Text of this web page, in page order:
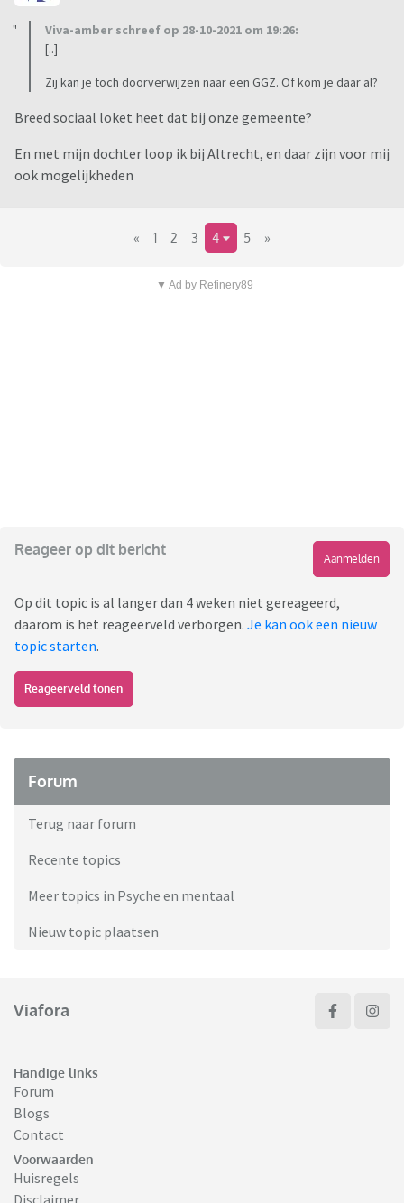
Viva-amber schreef op 28-10-2021 om 19:26:
[..]
Zij kan je toch doorverwijzen naar een GGZ. Of kom je daar al?
Breed sociaal loket heet dat bij onze gemeente?
En met mijn dochter loop ik bij Altrecht, en daar zijn voor mij
ook mogelijkheden
« 1 2 3 4 5 »
▼ Ad by Refinery89
Reageer op dit bericht
Aanmelden
Op dit topic is al langer dan 4 weken niet gereageerd,
daarom is het reageerveld verborgen. Je kan ook een nieuw
topic starten.
Reageerveld tonen
Forum
Terug naar forum
Recente topics
Meer topics in Psyche en mentaal
Nieuw topic plaatsen
Viafora
Handige links
Forum
Blogs
Contact
Voorwaarden
Huisregels
Disclaimer